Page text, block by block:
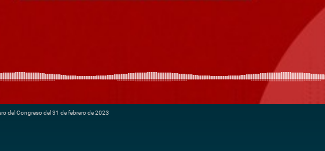
del Congreso del 31 de febrero de 2023